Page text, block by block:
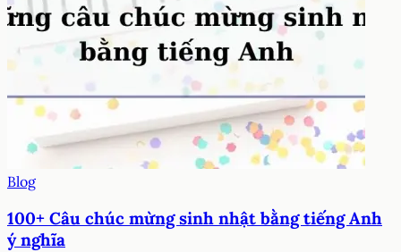
Blog
100+ Câu chúc mừng sinh nhật bằng tiếng Anh
ý nghĩa